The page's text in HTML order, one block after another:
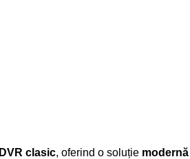
DVR clasic, oferind o soluție modernă